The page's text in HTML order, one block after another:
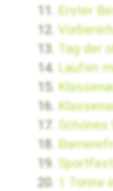
Erster
Tag der
Laufen
Schönes
1 Tonne